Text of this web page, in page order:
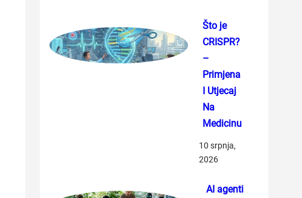
Što je
CRISPR?
–
Primjena
I Utjecaj
Na
Medicinu
10 srpnja,
2026
AI agenti